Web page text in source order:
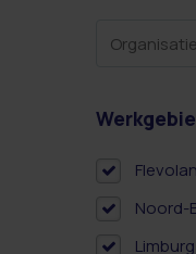
Noord-
Limburg